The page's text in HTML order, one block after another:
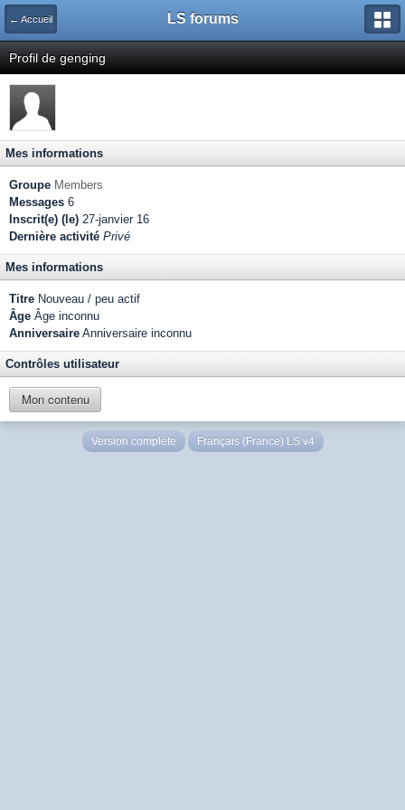
← Accueil LS forums
Profil de genging
Mes informations
Groupe Members
Messages 6
Inscrit(e) (le) 27-janvier 16
Dernière activité Privé
Mes informations
Titre Nouveau / peu actif
Âge Âge inconnu
Anniversaire Anniversaire inconnu
Contrôles utilisateur
Mon contenu
Version complète Français (France) LS v4